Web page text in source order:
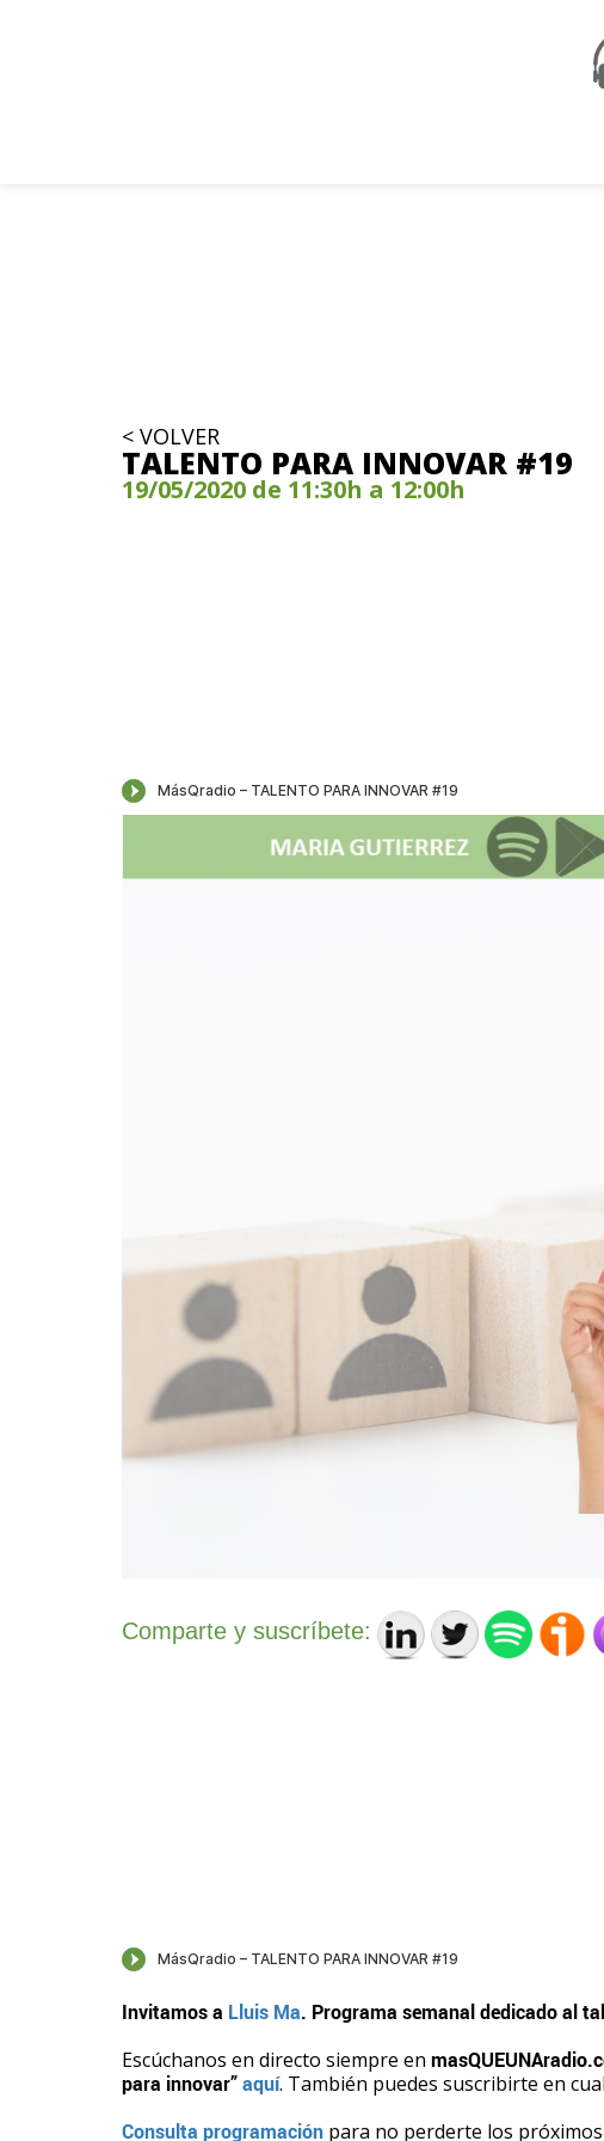
< VOLVER
TALENTO PARA INNOVAR #19
19/05/2020 de 11:30h a 12:00h
Comparte y suscríbete:
Invitamos a Lluis Ma. Programa semanal dedicado al
Escúchanos en directo siempre en
para innovar”aquí. También puedes suscribirte en
Consulta programación para no perderte los